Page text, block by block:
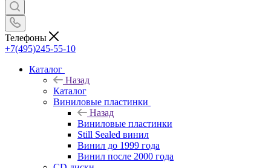
Телефоны
+7(495)245-55-10
Каталог
Назад
Каталог
Виниловые пластинки
Назад
Виниловые пластинки
Still Sealed винил
Винил до 1999 года
Винил после 2000 года